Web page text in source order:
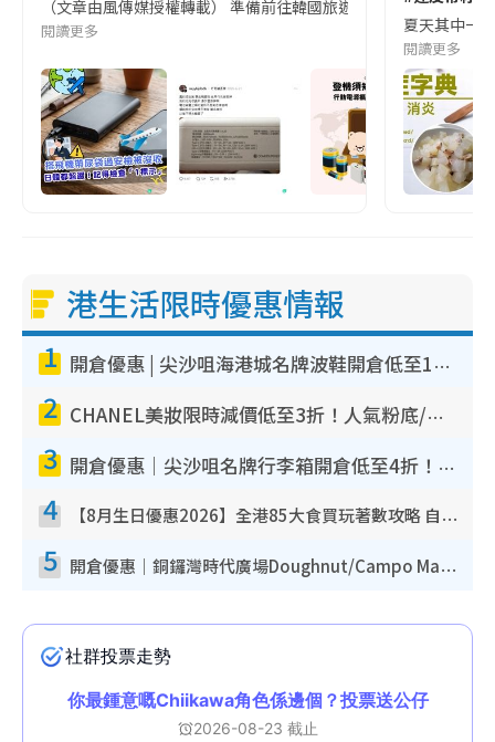
（文章由風傳媒授權轉載） 準備前往韓國旅遊的民眾，近期要
閱讀更多
夏天其中一
閱讀更多
港生活限時優惠情報
1 開倉優惠 | 尖沙咀海港城名牌波鞋開倉低至1折！On鞋$899起／Joy&Peace鞋履$98起
2 CHANEL美妝限時減價低至3折！人氣粉底/唇膏/精華液低至$275！COCO香水都有平
3 開倉優惠｜尖沙咀名牌行李箱開倉低至4折！一連5日 American Tourister/ace./Hallmark $200起！
4 【8月生日優惠2026】全港85大食買玩著數攻略 自助餐/火鍋放題同行免費＋誠品/DONKI送現金券
5 開倉優惠｜銅鑼灣時代廣場Doughnut/Campo Marzio開倉低至1折！背囊、書包、手袋劈價$200起